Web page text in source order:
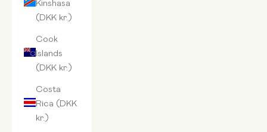
(DKK kr.)
Cook
Islands
(DKK kr.)
Costa
Rica (DKK
kr.)